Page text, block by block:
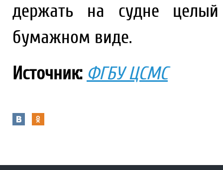
держать на судне
бумажном виде.
Источник: ФГБУ ЦСМС